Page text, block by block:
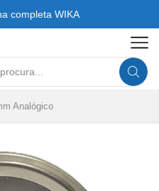
completa WIKA
Search
Analógico